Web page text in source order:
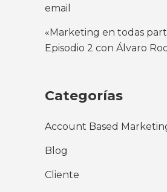
email
«Marketing en todas
Episodio 2 con Álvaro
Categorías
Account Based
Blog
Cliente